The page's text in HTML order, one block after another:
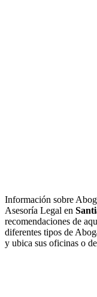
Información sobre
Asesoría Legal en
recomendaciones de
diferentes tipos de
y ubica sus oficinas o